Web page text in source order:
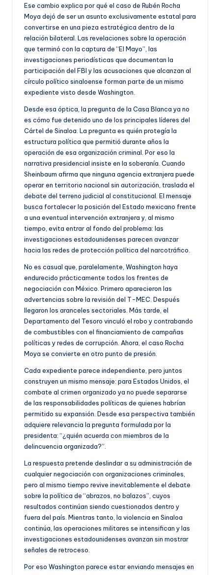
Ese cambio explica por qué el caso de Rubén Rocha
Moya dejó de ser un asunto exclusivamente estatal para
convertirse en una pieza estratégica dentro de la
relación bilateral. Las revelaciones sobre la operación
que terminó con la captura de “El Mayo”, las
investigaciones periodísticas que documentan la
participación del FBI y las acusaciones que alcanzan al
círculo político sinaloense forman parte de un mismo
expediente visto desde Washington.
Desde esa óptica, la pregunta de la Casa Blanca ya no
es cómo fue detenido uno de los principales líderes del
Cártel de Sinaloa. La pregunta es quién protegía la
estructura política que permitió durante años la
operación de esa organización criminal. Por eso la
narrativa presidencial insiste en la soberanía. Cuando
Sheinbaum afirma que ninguna agencia extranjera puede
operar en territorio nacional sin autorización, traslada el
debate del terreno judicial al constitucional. El mensaje
busca fortalecer la posición del Estado mexicano frente
a una eventual intervención extranjera y, al mismo
tiempo, evita entrar al fondo del problema: las
investigaciones estadounidenses parecen avanzar
hacia las redes de protección política del narcotráfico.
No es casual que, paralelamente, Washington haya
endurecido prácticamente todos los frentes de
negociación con México. Primero aparecieron las
advertencias sobre la revisión del T-MEC. Después
llegaron los aranceles sectoriales. Más tarde, el
Departamento del Tesoro vinculó el robo y contrabando
de combustibles con el financiamiento de campañas
políticas y redes de corrupción. Ahora, el caso Rocha
Moya se convierte en otro punto de presión.
Cada expediente parece independiente, pero juntos
construyen un mismo mensaje: para Estados Unidos, el
combate al crimen organizado ya no puede separarse
de las responsabilidades políticas de quienes habrían
permitido su expansión. Desde esa perspectiva también
adquiere relevancia la pregunta formulada por la
presidenta: “¿quién acuerda con miembros de la
delincuencia organizada?”.
La respuesta pretende deslindar a su administración de
cualquier negociación con organizaciones criminales,
pero al mismo tiempo revive inevitablemente el debate
sobre la política de “abrazos, no balazos”, cuyos
resultados continúan siendo cuestionados dentro y
fuera del país. Mientras tanto, la violencia en Sinaloa
continúa, las operaciones militares se intensifican y las
investigaciones estadounidenses avanzan sin mostrar
señales de retroceso.
Por eso Washington parece estar enviando mensajes en